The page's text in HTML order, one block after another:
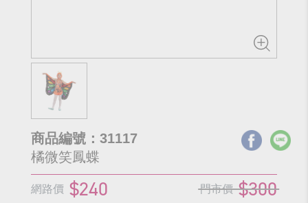
商品編號：31117
橘微笑鳳蝶
網路價 $240 門市價 $300